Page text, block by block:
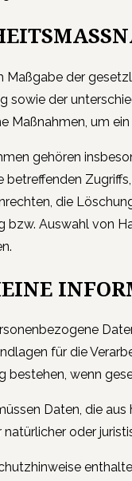
Maßgabe der
sowie der
Maßnahmen, um
gehören
betreffenden
die
bzw. Auswahl von
für die
bestehen, wenn
Daten, die
natürlicher oder